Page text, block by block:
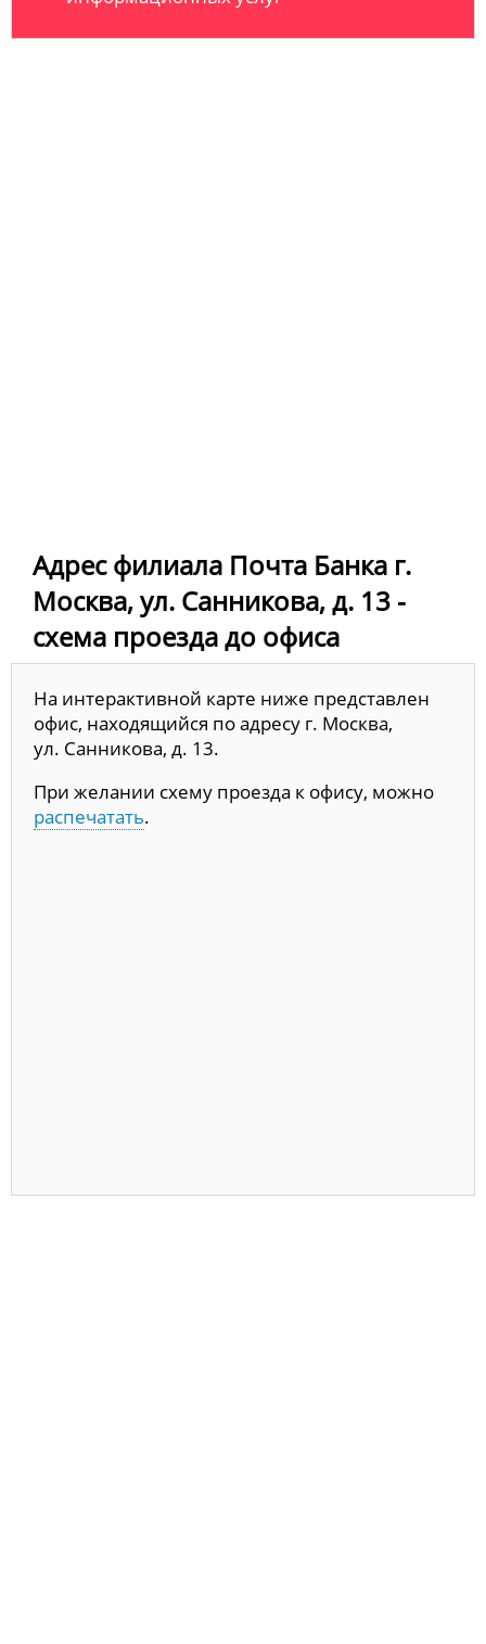
Адрес филиала Почта Банка г.
Москва, ул. Санникова, д. 13 -
схема проезда до офиса
На интерактивной карте ниже представлен
офис, находящийся по адресу г. Москва,
ул. Санникова, д. 13.
При желании схему проезда к офису, можно
распечатать.